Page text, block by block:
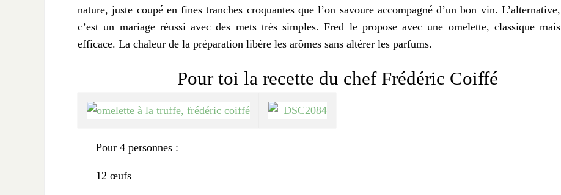
nature, juste coupé en fines tranches croquantes que l’on savoure accompagné d’un bon vin. L’alternative,
c’est un mariage réussi avec des mets très simples. Fred le propose avec une omelette, classique mais
efficace. La chaleur de la préparation libère les arômes sans altérer les parfums.
Pour toi la recette du chef Frédéric Coiffé
Pour 4 personnes :
12 œufs